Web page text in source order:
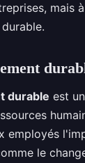
mais
durable est
employés
le